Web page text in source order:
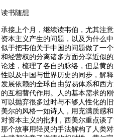
读书随想
承接上个月，继续读韦伯，尤其注
资本主义产生的问题，以及为什么
似于把韦伯关于中国的问题做了一
和经营权的分离诸多方面分享近似
论述，梳理了各自的脉络，但是黄
性以及中国与世界历史的同步，解
发展依赖的全球自由贸易体系和西
的互相替代作用。人的基本需求的
可以抛弃很多过时与不够人性化的
美尔的风格一如诗人，用充满质感
对资本主义的批判，西美尔重点谈
那个故事用轻灵的手法解构了人类